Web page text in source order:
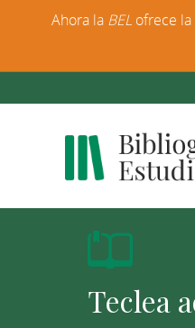
Ahora la BEL ofrece